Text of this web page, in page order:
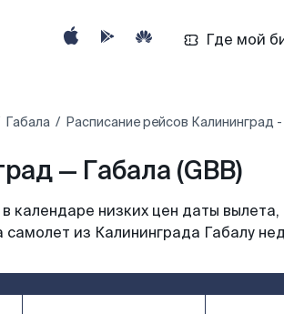
Где мой
Габала Расписание рейсов Калининград
— Габала (GBB)
календаре низких цен даты вылета,
из Калининграда Габалу